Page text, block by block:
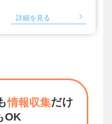
詳細を見る
情報収集だけ
OK